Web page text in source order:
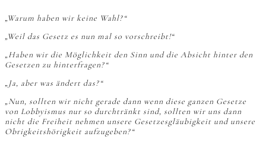
„Warum haben wir keine Wahl?“
„Weil das Gesetz es nun mal so vorschreibt!“
„Haben wir die Möglichkeit den Sinn und die Absicht hinter den
Gesetzen zu hinterfragen?“
„Ja, aber was ändert das?“
„Nun, sollten wir nicht gerade dann wenn diese ganzen Gesetze
von Lobbyismus nur so durchtränkt sind, sollten wir uns dann
nicht die Freiheit nehmen unsere Gesetzesgläubigkeit und unsere
Obrigkeitshörigkeit aufzugeben?“